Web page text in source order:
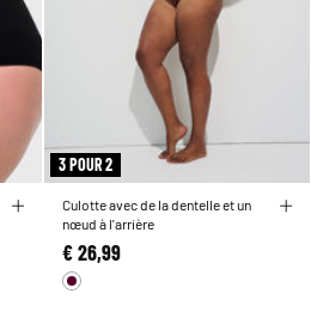
3 POUR 2
Culotte avec de la dentelle et un
nœud à l'arrière
€ 26,99